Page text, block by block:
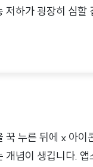
하가 굉장히 심할
이..
누른 뒤에 x 아이
념이 생깁니다. 앱